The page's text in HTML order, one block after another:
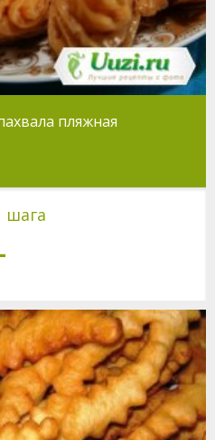
пляжная
шага